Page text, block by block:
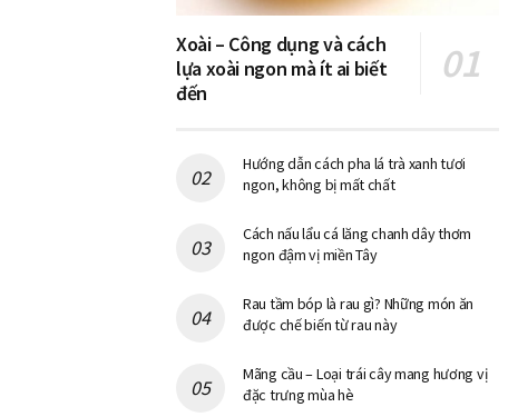
Xoài – Công dụng và cách
lựa xoài ngon mà ít ai biết
đến
Hướng dẫn cách pha lá trà xanh tươi
ngon, không bị mất chất
Cách nấu lẩu cá lăng chanh dây thơm
ngon đậm vị miền Tây
Rau tầm bóp là rau gì? Những món ăn
được chế biến từ rau này
Mãng cầu – Loại trái cây mang hương vị
đặc trưng mùa hè